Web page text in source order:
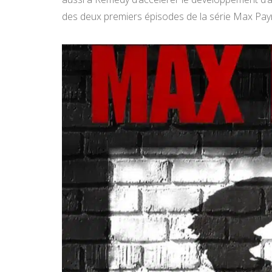
des deux premiers épisodes de la série Max